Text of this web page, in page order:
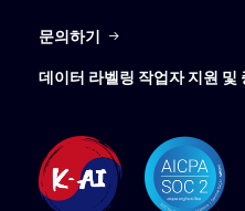
문의하기
데이터 라벨링 작업자 지원 및